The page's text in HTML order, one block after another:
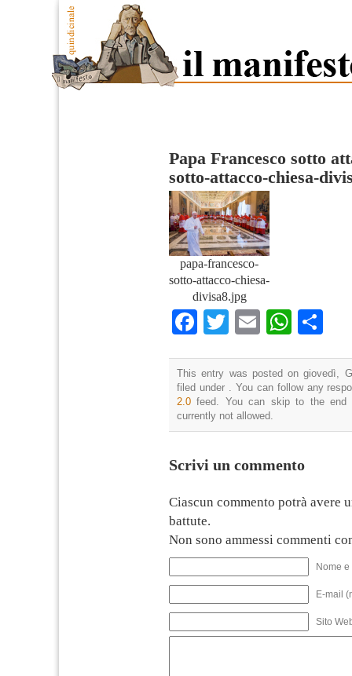
Papa Francesco sotto
sotto-attacco-chiesa-
papa-francesco-
sotto-attacco-chiesa-
divisa8.jpg
Facebook
TwitterEmail
This entry was posted on giovedì,
filed under . You can follow any
2.0 feed. You can skip to the end
currently not allowed.
Scrivi un commento
Ciascun commento potrà avere
battute.
Non sono ammessi commenti
Nome
E-mail
Sito